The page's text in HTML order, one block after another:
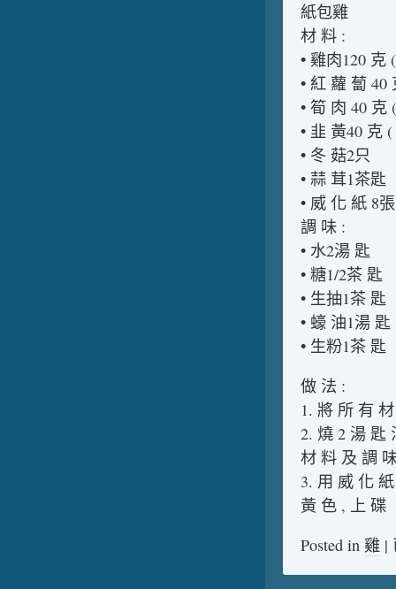
紙包雞
材 料 :
• 雞肉120 克
• 紅 蘿 蔔 40
• 筍 肉 40 克
• 韭 黃40 克
• 冬 菇2只
• 蒜 茸1茶匙
• 威 化 紙 8張
調 味 :
• 水2湯 匙
• 糖1/2茶 匙
• 生抽1茶 匙
• 蠔 油1湯 匙
• 生粉1茶 匙
做 法 :
1. 將 所 有
2. 燒 2 湯 匙
材 料 及 調
3. 用 威 化
黃 色 , 上 碟
Posted in 雞 |